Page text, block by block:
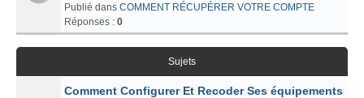
Publié dans COMMENT RÉCUPÉRER VOTRE COMPTE
Réponses : 0
Sujets
Comment Configurer Et Recoder Ses équipements